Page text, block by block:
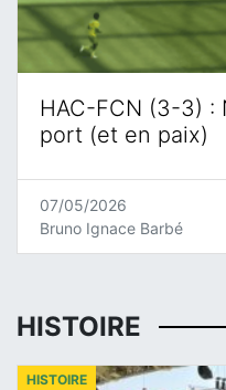
HAC-FCN (3-3) :
port (et en paix)
07/05/2026
Bruno Ignace Barbé
HISTOIRE
HISTOIRE